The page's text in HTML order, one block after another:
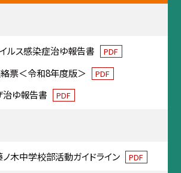
ルス感染症治ゆ報告書 PDF
票＜令和8年度版＞ PDF
治ゆ報告書 PDF
木中学校部活動ガイドライン PDF